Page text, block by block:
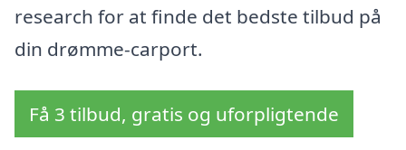
research for at finde det bedste tilbud på
din drømme-carport.
Få 3 tilbud, gratis og uforpligtende